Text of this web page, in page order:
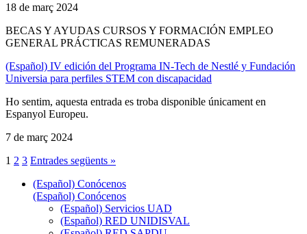
18 de març 2024
BECAS Y AYUDAS CURSOS Y FORMACIÓN EMPLEO
GENERAL PRÁCTICAS REMUNERADAS
(Español) IV edición del Programa IN-Tech de Nestlé y Fundación
Universia para perfiles STEM con discapacidad
Ho sentim, aquesta entrada es troba disponible únicament en
Espanyol Europeu.
7 de març 2024
1 2 3 Entrades següents »
(Español) Conócenos
(Español) Conócenos
(Español) Servicios UAD
(Español) RED UNIDISVAL